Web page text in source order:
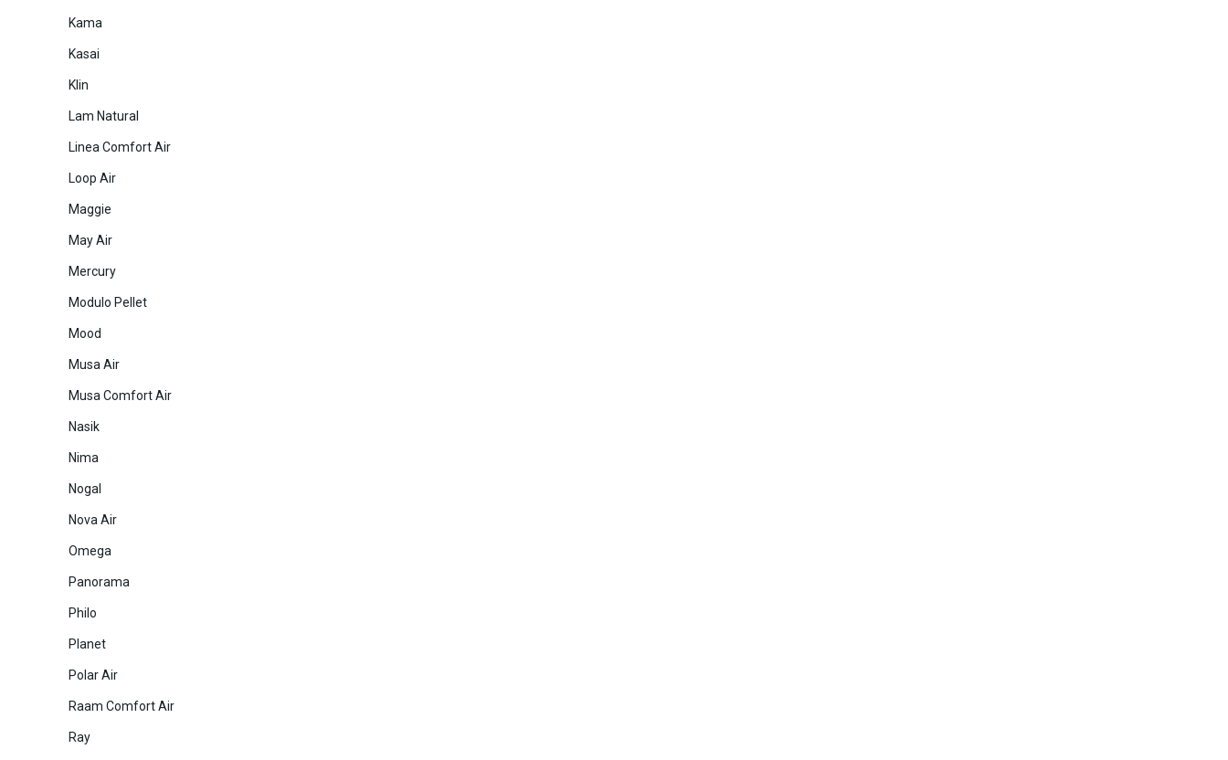
Kama
Kasai
Klin
Lam Natural
Linea Comfort Air
Loop Air
Maggie
May Air
Mercury
Modulo Pellet
Mood
Musa Air
Musa Comfort Air
Nasik
Nima
Nogal
Nova Air
Omega
Panorama
Philo
Planet
Polar Air
Raam Comfort Air
Ray